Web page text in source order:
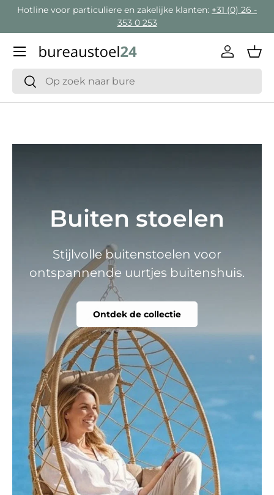
Hotline voor particuliere en zakelijke klanten: +31 (0) 26 -
353 0 253
Zoeken
Zoeken
Inloggen
Menu
Buiten stoelen
Stijlvolle buitenstoelen voor
ontspannende uurtjes buitenshuis.
Ontdek de collectie